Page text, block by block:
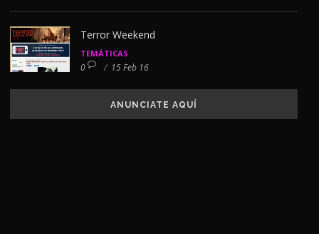
Terror Weekend
TEMÁTICAS
0 / 15 Feb 16
ANUNCIATE AQUÍ